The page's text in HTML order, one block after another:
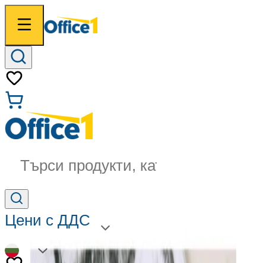
Търси продукти, категории...
Цени с ДДС
BG